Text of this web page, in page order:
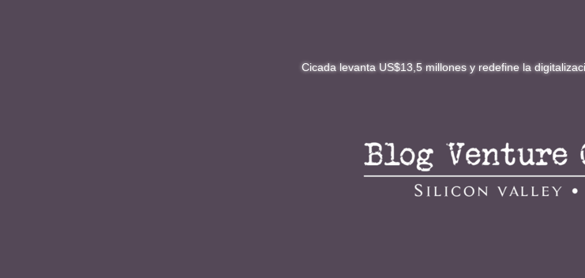
Cicada levanta US$13,5 millones y redefine la digitalización del